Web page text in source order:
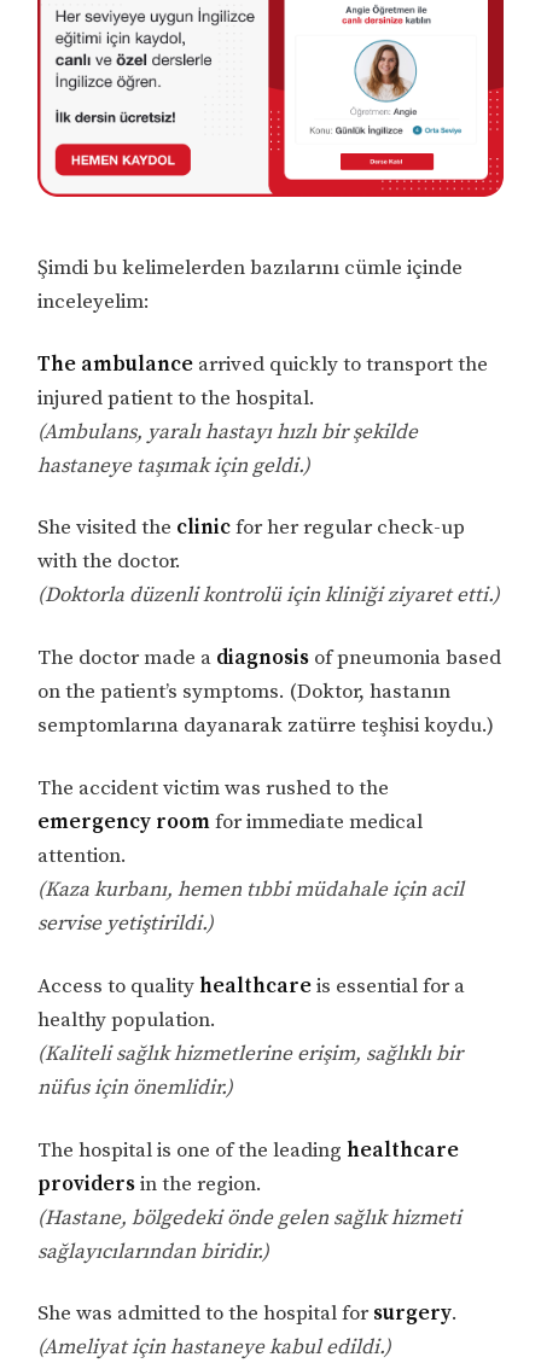
Şimdi bu kelimelerden bazılarını cümle içinde
inceleyelim:
The ambulance arrived quickly to transport the
injured patient to the hospital.
(Ambulans, yaralı hastayı hızlı bir şekilde
hastaneye taşımak için geldi.)
She visited the clinicfor her regular check-up
with the doctor.
(Doktorla düzenli kontrolü için kliniği ziyaret etti.)
The doctor made a diagnosis of pneumonia based
on the patient’s symptoms. (Doktor, hastanın
semptomlarına dayanarak zatürre teşhisi koydu.)
The accident victim was rushed to the
emergency roomfor immediate medical
attention.
(Kaza kurbanı, hemen tıbbi müdahale için acil
servise yetiştirildi.)
Access to qualityhealthcareis essential for a
healthy population.
(Kaliteli sağlık hizmetlerine erişim, sağlıklı bir
nüfus için önemlidir.)
The hospital is one of the leadinghealthcare
providersin the region.
(Hastane, bölgedeki önde gelen sağlık hizmeti
sağlayıcılarından biridir.)
She was admitted to the hospital for surgery.
(Ameliyat için hastaneye kabul edildi.)